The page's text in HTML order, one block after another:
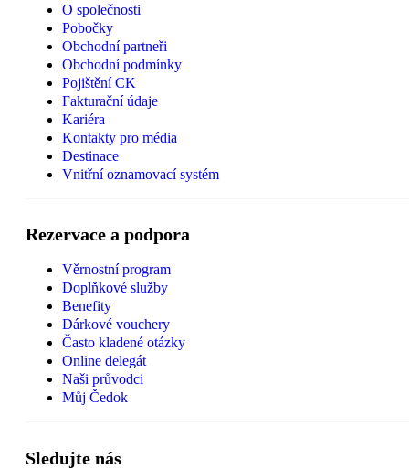
O společnosti
Pobočky
Obchodní partneři
Obchodní podmínky
Pojištění CK
Fakturační údaje
Kariéra
Kontakty pro média
Destinace
Vnitřní oznamovací systém
Rezervace a podpora
Věrnostní program
Doplňkové služby
Benefity
Dárkové vouchery
Často kladené otázky
Online delegát
Naši průvodci
Můj Čedok
Sledujte nás